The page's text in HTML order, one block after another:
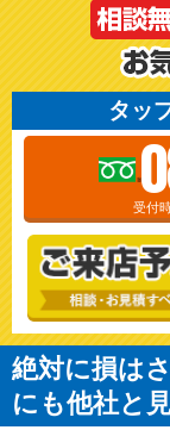
タッ
受付
絶対に損は
にも他社と